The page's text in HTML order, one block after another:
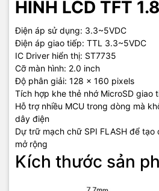
HÌNH LCD TFT
Điện áp sử dụng: 3.3~5VDC
Điện áp giao tiếp: TTL 3.3~5VDC
IC Driver hiển thị: ST7735
Cỡ màn hình: 2.0 inch
Độ phân giải: 128 x 160 pixels
Tích hợp khe thẻ nhớ MicroSD giao
Hỗ trợ nhiều MCU trong dòng mà
dây điện
Dự trữ mạch chữ SPI FLASH để
mở rộng
Kích thước sản